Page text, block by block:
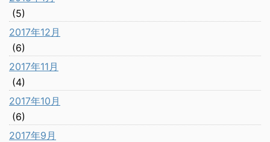
(5)
2017年12月
(6)
2017年11月
(4)
2017年10月
(6)
2017年9月